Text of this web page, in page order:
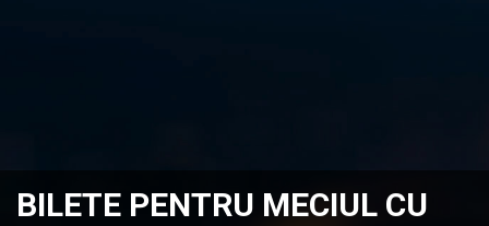
BILETE PENTRU MECIUL CU